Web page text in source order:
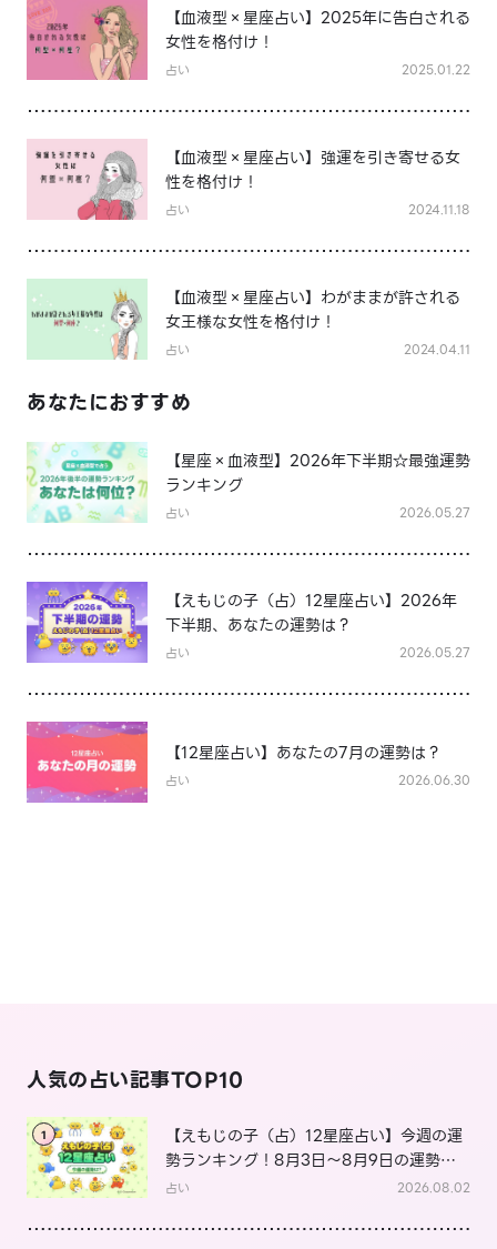
【血液型×星座占い】2025年に告白される
女性を格付け！
占い 2025.01.22
【血液型×星座占い】強運を引き寄せる女
性を格付け！
占い 2024.11.18
【血液型×星座占い】わがままが許される
女王様な女性を格付け！
占い 2024.04.11
あなたにおすすめ
【星座×血液型】2026年下半期☆最強運勢
ランキング
占い 2026.05.27
【えもじの子（占）12星座占い】2026年
下半期、あなたの運勢は？
占い 2026.05.27
【12星座占い】あなたの7月の運勢は？
占い 2026.06.30
人気の占い記事TOP10
1
【えもじの子（占）12星座占い】今週の運
勢ランキング！8月3日～8月9日の運勢
は？
占い 2026.08.02